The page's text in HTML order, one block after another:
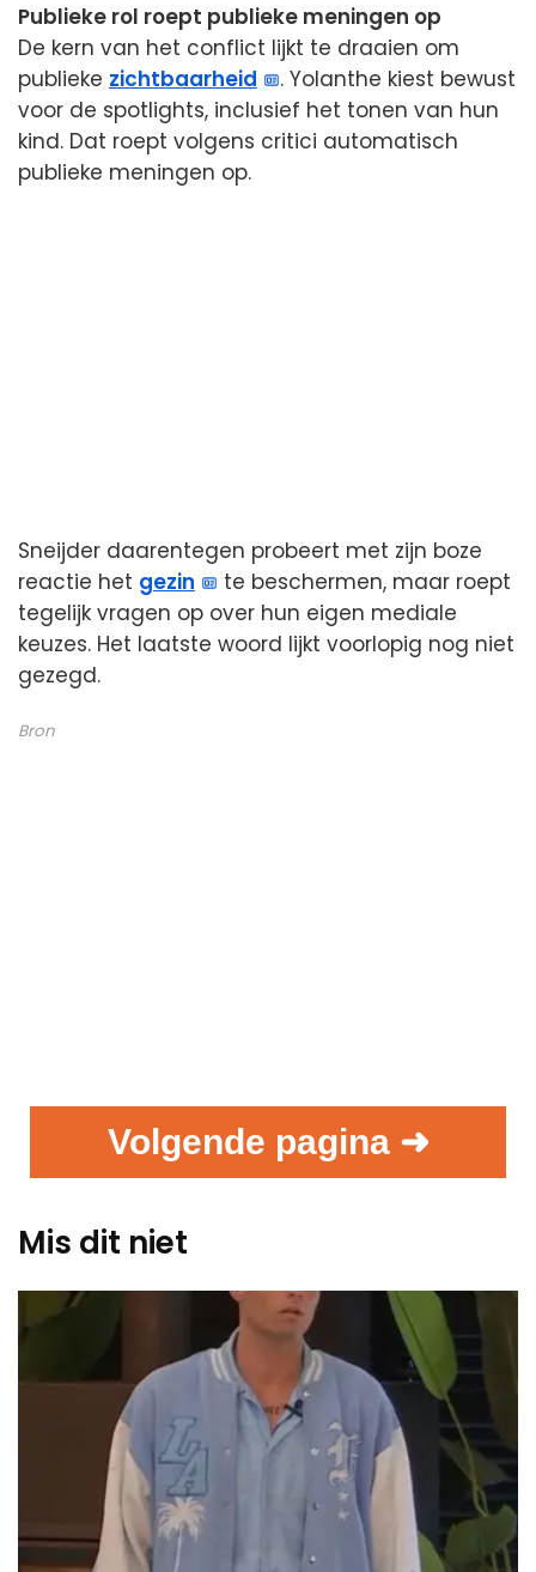
Publieke rol roept publieke meningen op
De kern van het conflict lijkt te draaien om
publieke zichtbaarheid
. Yolanthe kiest bewust
voor de spotlights, inclusief het tonen van hun
kind. Dat roept volgens critici automatisch
publieke meningen op.
Sneijder daarentegen probeert met zijn boze
reactie het gezin
te beschermen, maar roept
tegelijk vragen op over hun eigen mediale
keuzes. Het laatste woord lijkt voorlopig nog niet
gezegd.
Bron
Volgende pagina ➜
Mis dit niet